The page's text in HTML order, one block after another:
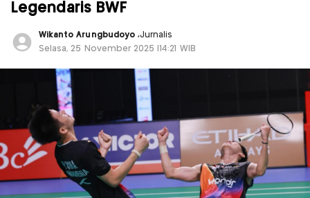
Legendaris BWF
Wikanto Arungbudoyo ,Jurnalis
Selasa, 25 November 2025 |14:21 WIB